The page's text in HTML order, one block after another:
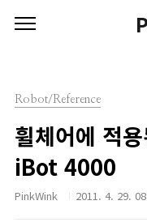
Robot/Reference
휠체어에 적
iBot 4000
PinkWink 2011. 4. 29.